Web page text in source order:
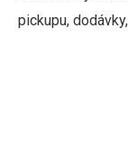
pickupu,